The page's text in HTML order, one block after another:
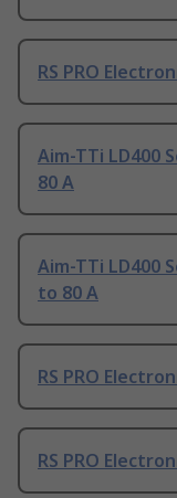
RS PRO
Aim-TTi LD400
80 A
Aim-TTi LD400
to 80 A
RS PRO
RS PRO